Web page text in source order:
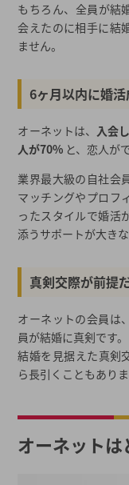
もちろん、全員が結
会えたのに相手に結
ません。
6ヶ月以内に婚
オーネットは、 入会
人が70% と、恋人が
業界最大級の自社会
マッチングやプロフ
ったスタイルで婚活
添うサポートが大き
真剣交際が前提
オーネットの会員は
員が結婚に真剣です。
結婚を見据えた真剣
ら長引くこともありま
オーネットは